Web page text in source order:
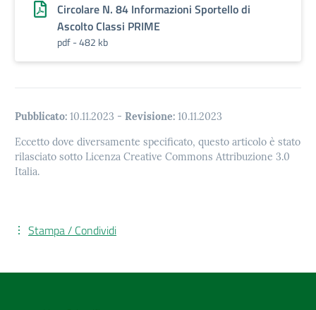
Circolare N. 84 Informazioni Sportello di
Ascolto Classi PRIME
pdf - 482 kb
Pubblicato: 10.11.2023 - Revisione: 10.11.2023
Eccetto dove diversamente specificato, questo articolo è stato
rilasciato sotto Licenza Creative Commons Attribuzione 3.0
Italia.
Stampa / Condividi